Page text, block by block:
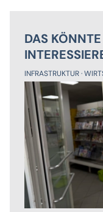
DAS
INFRASTRUKTUR